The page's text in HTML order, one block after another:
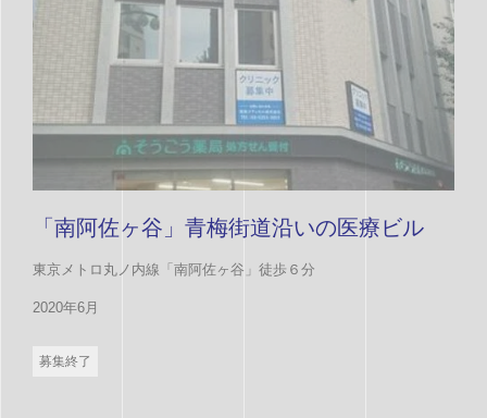
「南阿佐ヶ谷」青梅街道沿いの医療ビル
東京メトロ丸ノ内線「南阿佐ヶ谷」徒歩６分
2020年6月
募集終了